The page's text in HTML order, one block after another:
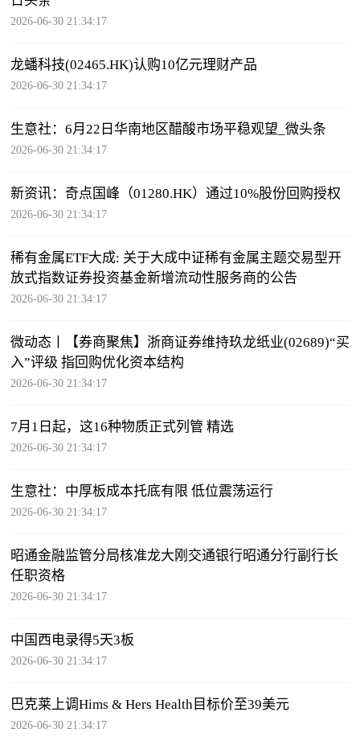
2026-06-30 21:34:17
龙蟠科技(02465.HK)认购10亿元理财产品
2026-06-30 21:34:17
生意社：6月22日华南地区醋酸市场平稳观望_微头条
2026-06-30 21:34:17
新资讯：奇点国峰（01280.HK）通过10%股份回购授权
2026-06-30 21:34:17
稀有金属ETF大成: 关于大成中证稀有金属主题交易型开
放式指数证券投资基金新增流动性服务商的公告
2026-06-30 21:34:17
微动态丨【券商聚焦】浙商证券维持玖龙纸业(02689)“买
入”评级 指回购优化资本结构
2026-06-30 21:34:17
7月1日起，这16种物质正式列管 精选
2026-06-30 21:34:17
生意社：中厚板成本托底有限 低位震荡运行
2026-06-30 21:34:17
昭通金融监管分局核准龙大刚交通银行昭通分行副行长
任职资格
2026-06-30 21:34:17
中国西电录得5天3板
2026-06-30 21:34:17
巴克莱上调Hims & Hers Health目标价至39美元
2026-06-30 21:34:17